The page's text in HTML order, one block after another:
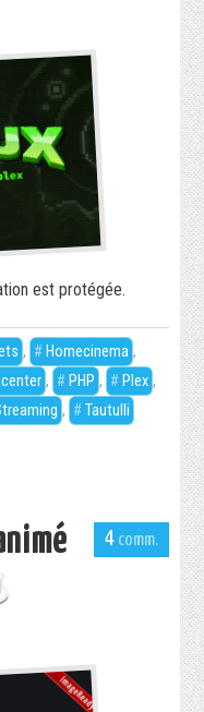
est protégée.
, Homecinema ,
, PHP , Plex ,
, Tautulli
4